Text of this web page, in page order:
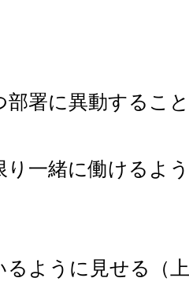
部署に異動するこ
り一緒に働けるよ
るように見せる（